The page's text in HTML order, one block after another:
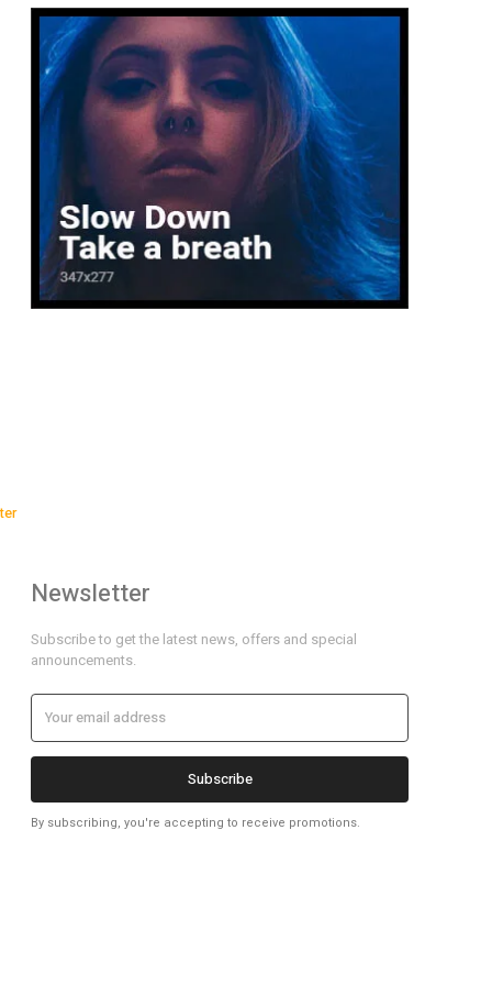
Newsletter
Subscribe to get the latest news, offers and special
announcements.
Subscribe
By subscribing, you're accepting to receive promotions.